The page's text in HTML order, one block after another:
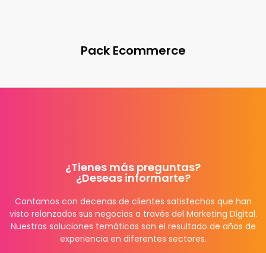
Pack Ecommerce
¿Tienes más preguntas?
¿Deseas informarte?
Contamos con decenas de clientes satisfechos que han
visto relanzados sus negocios a través del Marketing Digital.
Nuestras soluciones temáticas son el resultado de años de
experiencia en diferentes sectores.